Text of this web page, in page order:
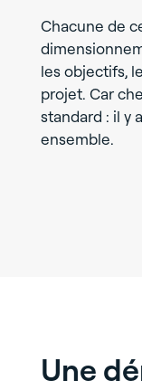
Chacune de
les objectifs,
projet. Car
standard : il y
ensemble.
Une